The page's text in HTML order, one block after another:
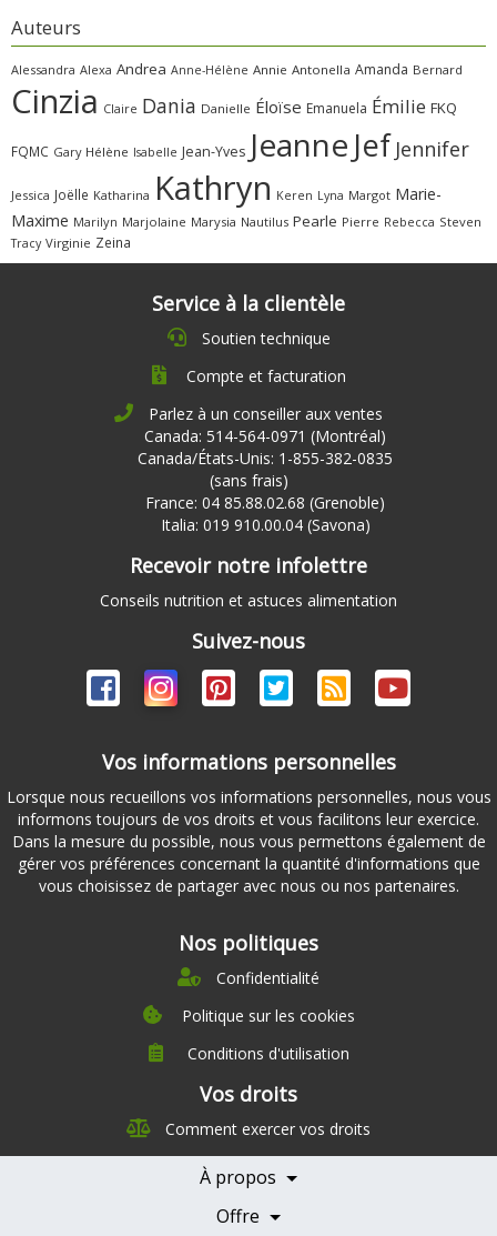
Auteurs
Alessandra Alexa Andrea Anne-Hélène Annie Antonella Amanda Bernard
Cinzia Claire Dania Danielle Éloïse Emanuela Émilie FKQ
FQMC Gary Hélène Isabelle Jean-Yves Jeanne Jef Jennifer
Jessica Joëlle Katharina Kathryn Keren Lyna Margot Marie-
Maxime Marilyn Marjolaine Marysia Nautilus Pearle Pierre Rebecca Steven
Tracy Virginie Zeina
Service à la clientèle
Soutien technique
Compte et facturation
Parlez à un conseiller aux ventes
Canada: 514-564-0971 (Montréal)
Canada/États-Unis: 1-855-382-0835
(sans frais)
France: 04 85.88.02.68 (Grenoble)
Italia: 019 910.00.04 (Savona)
Recevoir notre infolettre
Conseils nutrition et astuces alimentation
Suivez-nous
Vos informations personnelles
Lorsque nous recueillons vos informations personnelles, nous vous
informons toujours de vos droits et vous facilitons leur exercice.
Dans la mesure du possible, nous vous permettons également de
gérer vos préférences concernant la quantité d'informations que
vous choisissez de partager avec nous ou nos partenaires.
Nos politiques
Confidentialité
Politique sur les cookies
Conditions d'utilisation
Vos droits
Comment exercer vos droits
À propos
À propos
Nutrition
Offre
Témoignages
Nos partenaires
Devenir Partenaire